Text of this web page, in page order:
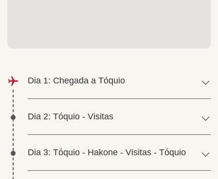
Dia 1: Chegada a Tóquio
Dia 2: Tóquio - Visitas
Dia 3: Tóquio - Hakone - Visitas - Tóquio